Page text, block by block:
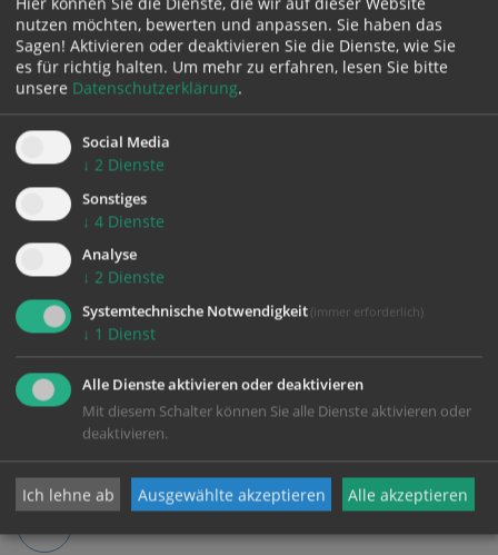
zeigte, wie wichtig gegenseitiges Kennenlernen und
Annehmen für ein friedliches Zusammenleben sind.
nutzen möchten, bewerten und anpassen. Sie haben das
Sagen! Aktivieren oder deaktivieren Sie die Dienste, wie Sie
es für richtig halten. Um mehr zu erfahren, lesen Sie bitte
unsere Datenschutzerklärung.
Social Media
↓ 2 Dienste
Sonstiges
↓ 4 Dienste
Analyse
↓ 2 Dienste
Systemtechnische Notwendigkeit (immer erforderlich)
↓ 1 Dienst
Alle Dienste aktivieren oder deaktivieren
Mit diesem Schalter können Sie alle Dienste aktivieren oder
deaktivieren.
Ich lehne ab Ausgewählte akzeptieren Alle akzeptieren